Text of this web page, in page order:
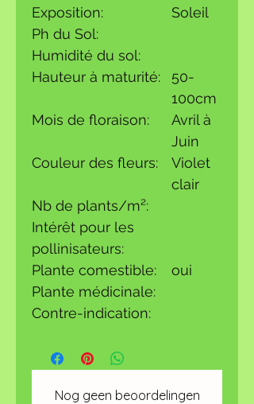
Exposition:
Soleil
Ph du Sol:
Humidité du sol:
Hauteur à maturité:
50-
100cm
Mois de floraison:
Avril à
Juin
Couleur des fleurs:
Violet
clair
Nb de plants/m²:
Intérêt pour les
pollinisateurs:
Plante comestible:
oui
Plante médicinale:
Contre-indication:
Nog geen beoordelingen